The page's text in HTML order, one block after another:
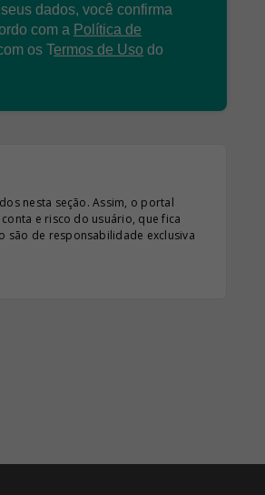
dados, você confirma
com a Política de
os Termos de Uso do
nesta seção. Assim, o portal
e risco do usuário, que fica
são de responsabilidade exclusiva